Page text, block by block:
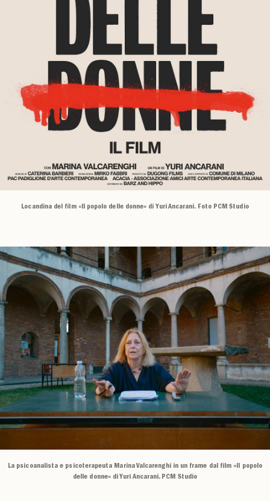
Locandina del film «Il popolo delle donne» di Yuri Ancarani. Foto PCM Studio
La psicoanalista e psicoterapeuta Marina Valcarenghi in un frame dal film «Il popolo
delle donne» di Yuri Ancarani. PCM Studio